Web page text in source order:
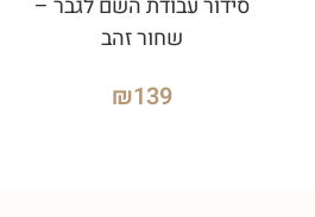
סידור עבודת השם לגבר –
שחור זהב
₪139